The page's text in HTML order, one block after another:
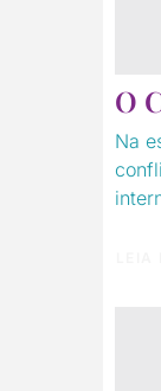
O
Na